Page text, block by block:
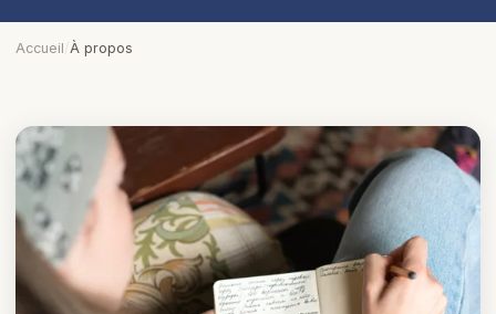
Accueil À propos